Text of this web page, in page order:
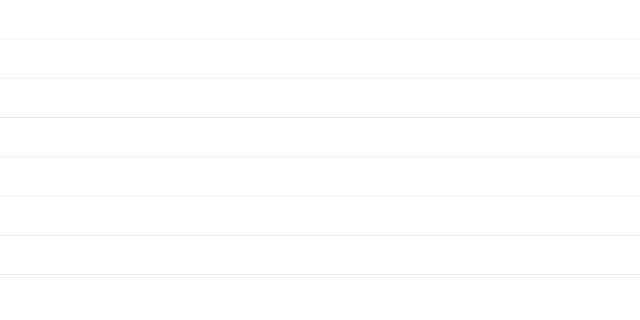
la eficiencia de
buscan confort y
estilo de vida, ya sea para
destacar en su categoría.